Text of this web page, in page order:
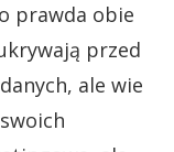
prawda obie
przed
ale wie